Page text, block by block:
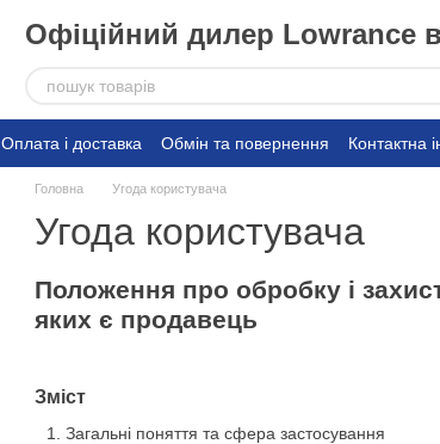
Офіційний дилер Lowrance в
Оплата і доставка Обмін та повернення Контактна
Головна Угода користувача
Угода користувача
Положення про обробку і
яких є продавець
Зміст
Загальні поняття та сфера застосування